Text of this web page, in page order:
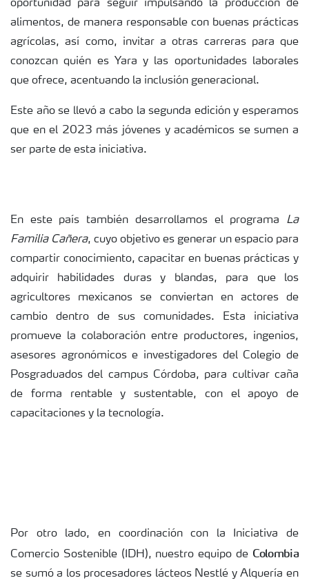
oportunidad para seguir impulsando la producción de
alimentos, de manera responsable con buenas prácticas
agrícolas, así como, invitar a otras carreras para que
conozcan quién es Yara y las oportunidades laborales
que ofrece, acentuando la inclusión generacional.
Este año se llevó a cabo la segunda edición y esperamos
que en el 2023 más jóvenes y académicos se sumen a
ser parte de esta iniciativa.
En este país también desarrollamos el programa La
Familia Cañera, cuyo objetivo es generar un espacio para
compartir conocimiento, capacitar en buenas prácticas y
adquirir habilidades duras y blandas, para que los
agricultores mexicanos se conviertan en actores de
cambio dentro de sus comunidades. Esta iniciativa
promueve la colaboración entre productores, ingenios,
asesores agronómicos e investigadores del Colegio de
Posgraduados del campus Córdoba, para cultivar caña
de forma rentable y sustentable, con el apoyo de
capacitaciones y la tecnología.
Por otro lado, en coordinación con la Iniciativa de
Comercio Sostenible (IDH), nuestro equipo de Colombia
se sumó a los procesadores lácteos Nestlé y Alquería en